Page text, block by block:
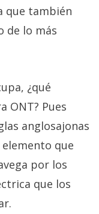
que también
de lo más
¿qué
ONT? Pues
anglosajonas
elemento que
por los
que los